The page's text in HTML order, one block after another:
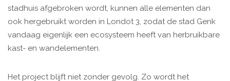
stadhuis afgebroken wordt, kunnen alle elementen dan
ook hergebruikt worden in Londot 3, zodat de stad Genk
vandaag eigenlijk een ecosysteem heeft van herbruikbare
kast- en wandelementen.
Het project blijft niet zonder gevolg. Zo wordt het